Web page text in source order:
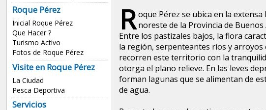
Roque Pérez
Inicial Roque Pérez
Que Hacer ?
Turismo Activo
Fotos de Roque Pérez
Visite en Roque Pérez
La Ciudad
Pesca Deportiva
Servicios
Roque Pérez se ubica en la extensa
noreste de la Provincia de Buenos
Entre los pastizales bajos, la flora
la región, serpenteantes ríos y arroyos
recorren este territorio con la
otorga el plano relieve. En las leves
forman lagunas que se alimentan de
de agua.